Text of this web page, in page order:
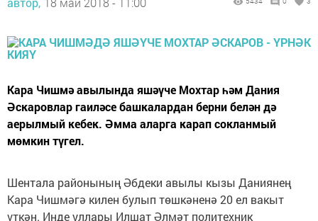
Кара Чишмә авылында яшәүче Мохтар һәм Дания
Әскаровлар гаиләсе башкалардан берни белән дә
аерылмый кебек. Әмма аларга карап сокланмый
мөмкин түгел.
Шентала районының Әбдеки авылы кызы Даниянең
Кара Чишмәгә килен булып төшкәненә 20 ел вакыт
үткән. Инде уллары Илшат Әлмәт политехник